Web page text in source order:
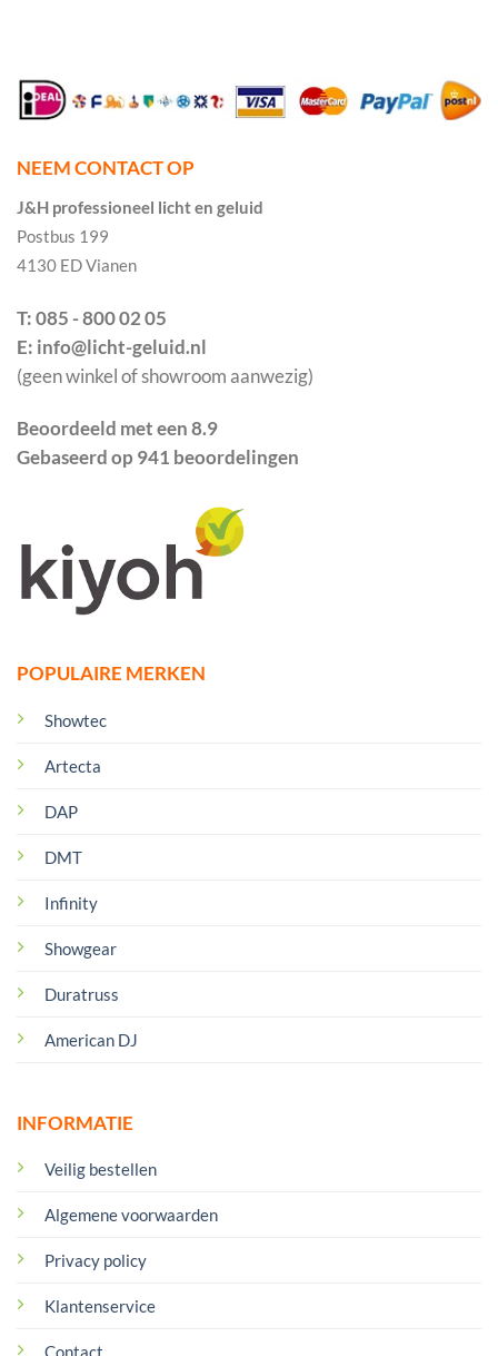
POPULAIRE MERKEN
Showtec
Artecta
DAP
DMT
Infinity
Showgear
Duratruss
American DJ
INFORMATIE
Veilig bestellen
Algemene voorwaarden
Privacy policy
Klantenservice
Contact
NEEM CONTACT OP
J&H professioneel licht en geluid
Postbus 199
4130 ED Vianen
T: 085 - 800 02 05
E: info@licht-geluid.nl
(geen winkel of showroom aanwezig)
Beoordeeld met een 8.9
Gebaseerd op 941 beoordelingen